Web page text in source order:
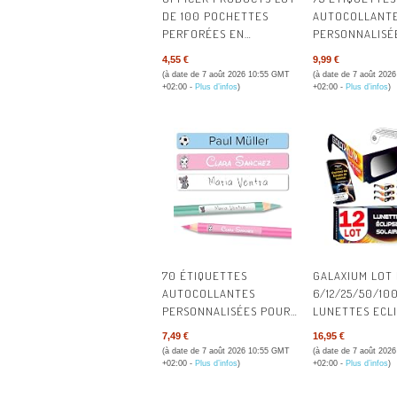
DE 100 POCHETTES
PERFORÉES EN
CRISTAL 50 MICRONS -
POUR ARCHIVAGE DE
POLYPROPYLÈNE -
COULEUR : TRANSPARENT
4,55 €
(à date de 7 août 2026 10:55 GMT
+02:00 - Plus d’infos)
PRÉNOM POUR
ET MATÉRIEL
9,99 €
(à date de 7 août
+02:00 - Plus d’infos)
70 ÉTIQUETTES
AUTOCOLLANTES
PERSONNALISÉES POUR
| RÉSISTANT À L'EAU ET
AU LAVE-VAISSELLE
7,49 €
(à date de 7 août 2026 10:55 GMT
+02:00 - Plus d’infos)
GALAXIUM LOT
6/12/25/50/100
LUNETTES
CERTIFIÉES |
POUR ECLIPSE
16,95 €
(à date de 7 août
+02:00 - Plus d’infos)